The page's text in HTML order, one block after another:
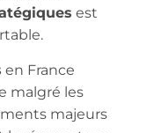
est
en France
malgré les
majeurs